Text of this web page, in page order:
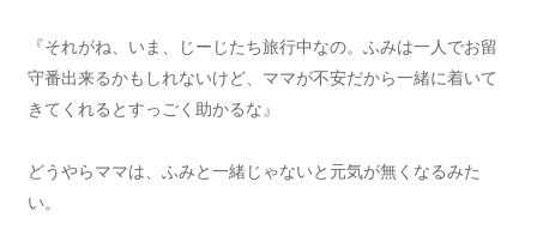
『それがね、いま、じーじたち旅行中なの。ふみは一人でお留
守番出来るかもしれないけど、ママが不安だから一緒に着いて
きてくれるとすっごく助かるな』
どうやらママは、ふみと一緒じゃないと元気が無くなるみた
い。